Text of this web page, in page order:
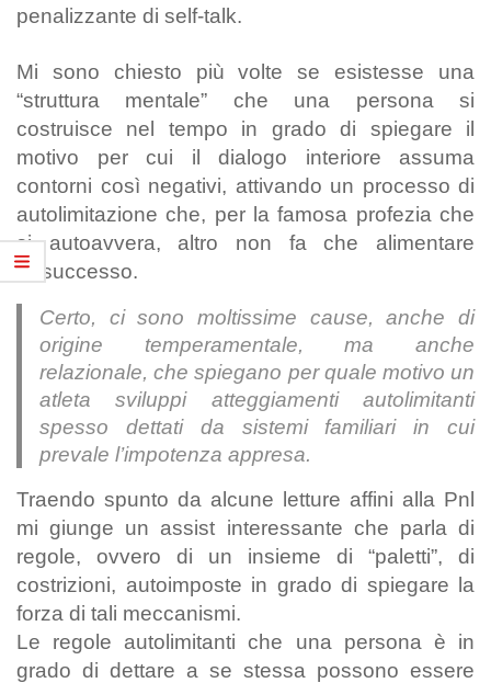
penalizzante di self-talk.
Mi sono chiesto più volte se esistesse una
“struttura mentale” che una persona si
costruisce nel tempo in grado di spiegare il
motivo per cui il dialogo interiore assuma
contorni così negativi, attivando un processo di
autolimitazione che, per la famosa profezia che
si autoavvera, altro non fa che alimentare
l’insuccesso.
Certo, ci sono moltissime cause, anche di
origine temperamentale, ma anche
relazionale, che spiegano per quale motivo un
atleta sviluppi atteggiamenti autolimitanti
spesso dettati da sistemi familiari in cui
prevale l’impotenza appresa.
Traendo spunto da alcune letture affini alla Pnl
mi giunge un assist interessante che parla di
regole, ovvero di un insieme di “paletti”, di
costrizioni, autoimposte in grado di spiegare la
forza di tali meccanismi.
Le regole autolimitanti che una persona è in
grado di dettare a se stessa possono essere